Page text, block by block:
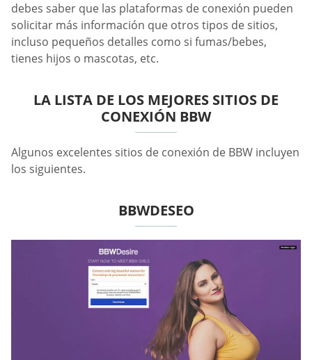
debes saber que las plataformas de conexión pueden
solicitar más información que otros tipos de sitios,
incluso pequeños detalles como si fumas/bebes,
tienes hijos o mascotas, etc.
LA LISTA DE LOS MEJORES SITIOS DE
CONEXIÓN BBW
Algunos excelentes sitios de conexión de BBW incluyen
los siguientes.
BBWDESEO